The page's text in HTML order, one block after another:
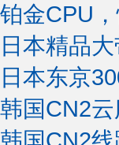
铂金CPU
日本精品
日本东京
韩国CN2